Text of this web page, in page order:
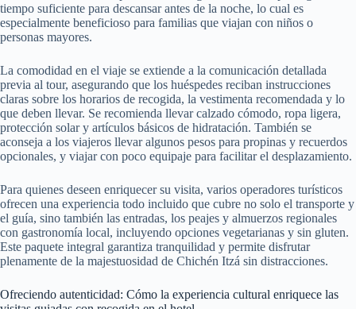
tiempo suficiente para descansar antes de la noche, lo cual es
especialmente beneficioso para familias que viajan con niños o
personas mayores.
La comodidad en el viaje se extiende a la comunicación detallada
previa al tour, asegurando que los huéspedes reciban instrucciones
claras sobre los horarios de recogida, la vestimenta recomendada y lo
que deben llevar. Se recomienda llevar calzado cómodo, ropa ligera,
protección solar y artículos básicos de hidratación. También se
aconseja a los viajeros llevar algunos pesos para propinas y recuerdos
opcionales, y viajar con poco equipaje para facilitar el desplazamiento.
Para quienes deseen enriquecer su visita, varios operadores turísticos
ofrecen una experiencia todo incluido que cubre no solo el transporte y
el guía, sino también las entradas, los peajes y almuerzos regionales
con gastronomía local, incluyendo opciones vegetarianas y sin gluten.
Este paquete integral garantiza tranquilidad y permite disfrutar
plenamente de la majestuosidad de Chichén Itzá sin distracciones.
Ofreciendo autenticidad: Cómo la experiencia cultural enriquece las